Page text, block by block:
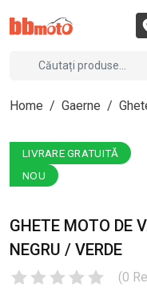
Home / Gaerne /
LIVRARE GRATUITĂ
NOU
GHETE MOTO DE
NEGRU / VERDE
(0